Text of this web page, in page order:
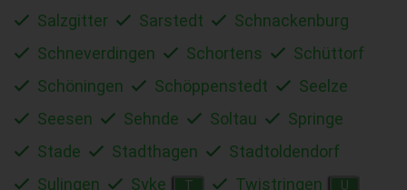
Salzgitter
Sarstedt
Schnackenburg
Schneverdingen
Schortens
Schüttorf
Schöningen
Schöppenstedt
Seelze
Seesen
Sehnde Soltau
Springe
Stade
Stadthagen
Stadtoldendorf
Sulingen
Syke T Twistringen U